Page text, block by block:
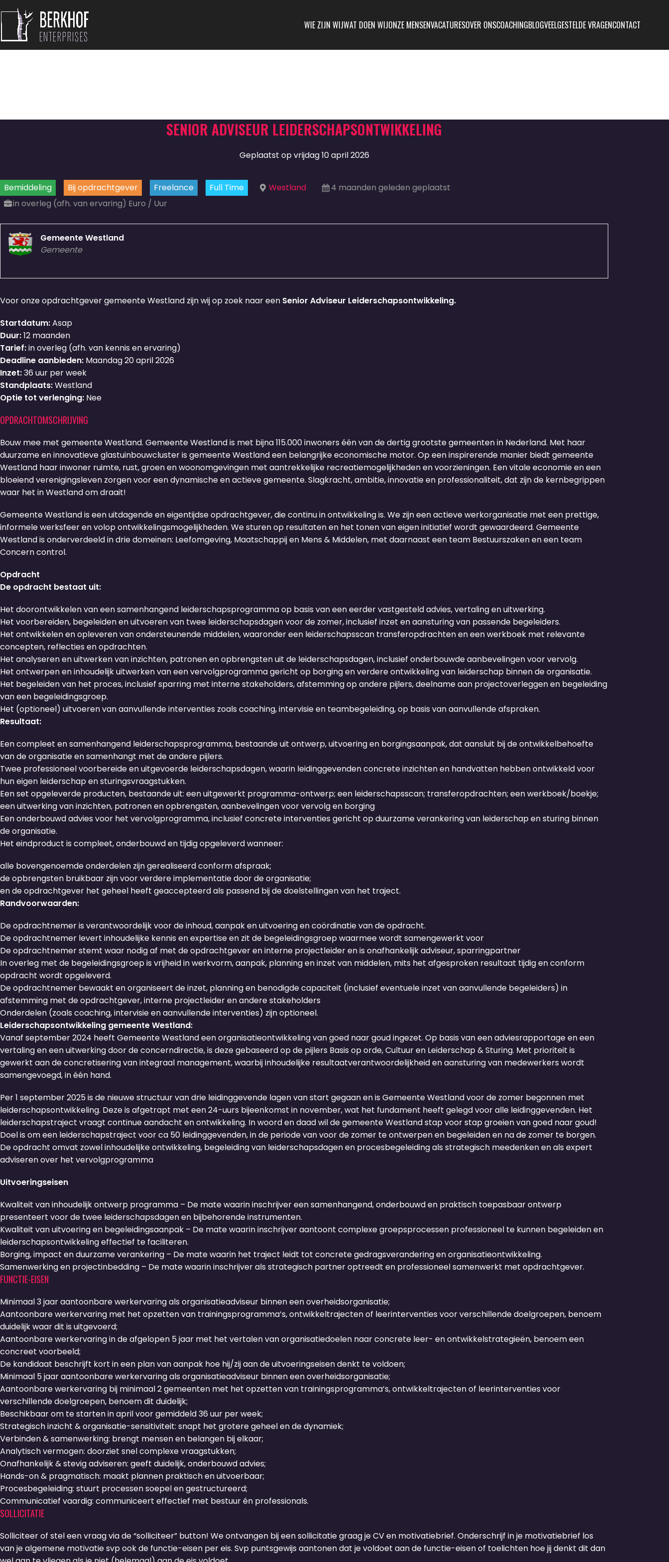
WIE ZIJN WIJWAT DOEN WIJONZE MENSENVACATURESOVER ONSCOACHINGBLOGVEELGESTELDE VRAGENCONTACT
SENIOR ADVISEUR LEIDERSCHAPSONTWIKKELING
Geplaatst op vrijdag 10 april 2026
Bemiddeling Bij opdrachtgever Freelance Full Time Westland
4 maanden geleden geplaatst
in overleg (afh. van ervaring) Euro / Uur
Gemeente Westland
Gemeente
Voor onze opdrachtgever gemeente Westland zijn wij op zoek naar een Senior Adviseur Leiderschapsontwikkeling.
Startdatum:Asap
Duur:12 maanden
Tarief:in overleg (afh. van kennis en ervaring)
Deadline aanbieden: Maandag 20 april 2026
Inzet:36 uur per week
Standplaats:Westland
Optie tot verlenging: Nee
OPDRACHTOMSCHRIJVING
Bouw mee met gemeente Westland. Gemeente Westland is met bijna 115.000 inwoners één van de dertig grootste gemeenten in Nederland. Met haar
duurzame en innovatieve glastuinbouwcluster is gemeente Westland een belangrijke economische motor. Op een inspirerende manier biedt gemeente
Westland haar inwoner ruimte, rust, groen en woonomgevingen met aantrekkelijke recreatiemogelijkheden en voorzieningen. Een vitale economie en een
bloeiend verenigingsleven zorgen voor een dynamische en actieve gemeente. Slagkracht, ambitie, innovatie en professionaliteit, dat zijn de kernbegrippen
waar het in Westland om draait!
Gemeente Westland is een uitdagende en eigentijdse opdrachtgever, die continu in ontwikkeling is. We zijn een actieve werkorganisatie met een prettige,
informele werksfeer en volop ontwikkelingsmogelijkheden. We sturen op resultaten en het tonen van eigen initiatief wordt gewaardeerd. Gemeente
Westland is onderverdeeld in drie domeinen: Leefomgeving, Maatschappij en Mens & Middelen, met daarnaast een team Bestuurszaken en een team
Concern control.
Opdracht
De opdracht bestaat uit:
Het doorontwikkelen van een samenhangend leiderschapsprogramma op basis van een eerder vastgesteld advies, vertaling en uitwerking.
Het voorbereiden, begeleiden en uitvoeren van twee leiderschapsdagen voor de zomer, inclusief inzet en aansturing van passende begeleiders.
Het ontwikkelen en opleveren van ondersteunende middelen, waaronder een leiderschapsscan transferopdrachten en een werkboek met relevante
concepten, reflecties en opdrachten.
Het analyseren en uitwerken van inzichten, patronen en opbrengsten uit de leiderschapsdagen, inclusief onderbouwde aanbevelingen voor vervolg.
Het ontwerpen en inhoudelijk uitwerken van een vervolgprogramma gericht op borging en verdere ontwikkeling van leiderschap binnen de organisatie.
Het begeleiden van het proces, inclusief sparring met interne stakeholders, afstemming op andere pijlers, deelname aan projectoverleggen en begeleiding
van een begeleidingsgroep.
Het (optioneel) uitvoeren van aanvullende interventies zoals coaching, intervisie en teambegeleiding, op basis van aanvullende afspraken.
Resultaat:
Een compleet en samenhangend leiderschapsprogramma, bestaande uit ontwerp, uitvoering en borgingsaanpak, dat aansluit bij de ontwikkelbehoefte
van de organisatie en samenhangt met de andere pijlers.
Twee professioneel voorbereide en uitgevoerde leiderschapsdagen, waarin leidinggevenden concrete inzichten en handvatten hebben ontwikkeld voor
hun eigen leiderschap en sturingsvraagstukken.
Een set opgeleverde producten, bestaande uit: een uitgewerkt programma-ontwerp; een leiderschapsscan; transferopdrachten; een werkboek/boekje;
een uitwerking van inzichten, patronen en opbrengsten, aanbevelingen voor vervolg en borging
Een onderbouwd advies voor het vervolgprogramma, inclusief concrete interventies gericht op duurzame verankering van leiderschap en sturing binnen
de organisatie.
Het eindproduct is compleet, onderbouwd en tijdig opgeleverd wanneer:
alle bovengenoemde onderdelen zijn gerealiseerd conform afspraak;
de opbrengsten bruikbaar zijn voor verdere implementatie door de organisatie;
en de opdrachtgever het geheel heeft geaccepteerd als passend bij de doelstellingen van het traject.
Randvoorwaarden:
De opdrachtnemer is verantwoordelijk voor de inhoud, aanpak en uitvoering en coördinatie van de opdracht.
De opdrachtnemer levert inhoudelijke kennis en expertise en zit de begeleidingsgroep waarmee wordt samengewerkt voor
De opdrachtnemer stemt waar nodig af met de opdrachtgever en interne projectleider en is onafhankelijk adviseur, sparringpartner
In overleg met de begeleidingsgroep is vrijheid in werkvorm, aanpak, planning en inzet van middelen, mits het afgesproken resultaat tijdig en conform
opdracht wordt opgeleverd.
De opdrachtnemer bewaakt en organiseert de inzet, planning en benodigde capaciteit (inclusief eventuele inzet van aanvullende begeleiders) in
afstemming met de opdrachtgever, interne projectleider en andere stakeholders
Onderdelen (zoals coaching, intervisie en aanvullende interventies) zijn optioneel.
Leiderschapsontwikkeling gemeente Westland:
Vanaf september 2024 heeft Gemeente Westland een organisatieontwikkeling van goed naar goud ingezet. Op basis van een adviesrapportage en een
vertaling en een uitwerking door de concerndirectie, is deze gebaseerd op de pijlers Basis op orde, Cultuur en Leiderschap & Sturing. Met prioriteit is
gewerkt aan de concretisering van integraal management, waarbij inhoudelijke resultaatverantwoordelijkheid en aansturing van medewerkers wordt
samengevoegd, in één hand.
Per 1 september 2025 is de nieuwe structuur van drie leidinggevende lagen van start gegaan en is Gemeente Westland voor de zomer begonnen met
leiderschapsontwikkeling. Deze is afgetrapt met een 24-uurs bijeenkomst in november, wat het fundament heeft gelegd voor alle leidinggevenden. Het
leiderschapstraject vraagt continue aandacht en ontwikkeling. In woord en daad wil de gemeente Westland stap voor stap groeien van goed naar goud!
Doel is om een leiderschapstraject voor ca 50 leidinggevenden, in de periode van voor de zomer te ontwerpen en begeleiden en na de zomer te borgen.
De opdracht omvat zowel inhoudelijke ontwikkeling, begeleiding van leiderschapsdagen en procesbegeleiding als strategisch meedenken en als expert
adviseren over het vervolgprogramma
Uitvoeringseisen
Kwaliteit van inhoudelijk ontwerp programma – De mate waarin inschrijver een samenhangend, onderbouwd en praktisch toepasbaar ontwerp
presenteert voor de twee leiderschapsdagen en bijbehorende instrumenten.
Kwaliteit van uitvoering en begeleidingsaanpak – De mate waarin inschrijver aantoont complexe groepsprocessen professioneel te kunnen begeleiden en
leiderschapsontwikkeling effectief te faciliteren.
Borging, impact en duurzame verankering – De mate waarin het traject leidt tot concrete gedragsverandering en organisatieontwikkeling.
Samenwerking en projectinbedding – De mate waarin inschrijver als strategisch partner optreedt en professioneel samenwerkt met opdrachtgever.
FUNCTIE-EISEN
Minimaal 3 jaar aantoonbare werkervaring als organisatieadviseur binnen een overheidsorganisatie;
Aantoonbare werkervaring met het opzetten van trainingsprogramma’s, ontwikkeltrajecten of leerinterventies voor verschillende doelgroepen, benoem
duidelijk waar dit is uitgevoerd;
Aantoonbare werkervaring in de afgelopen 5 jaar met het vertalen van organisatiedoelen naar concrete leer- en ontwikkelstrategieën, benoem een
concreet voorbeeld;
De kandidaat beschrijft kort in een plan van aanpak hoe hij/zij aan de uitvoeringseisen denkt te voldoen;
Minimaal 5 jaar aantoonbare werkervaring als organisatieadviseur binnen een overheidsorganisatie;
Aantoonbare werkervaring bij minimaal 2 gemeenten met het opzetten van trainingsprogramma’s, ontwikkeltrajecten of leerinterventies voor
verschillende doelgroepen, benoem dit duidelijk;
Beschikbaar om te starten in april voor gemiddeld 36 uur per week;
Strategisch inzicht & organisatie-sensitiviteit: snapt het grotere geheel en de dynamiek;
Verbinden & samenwerking: brengt mensen en belangen bij elkaar;
Analytisch vermogen: doorziet snel complexe vraagstukken;
Onafhankelijk & stevig adviseren: geeft duidelijk, onderbouwd advies;
Hands-on & pragmatisch: maakt plannen praktisch en uitvoerbaar;
Procesbegeleiding: stuurt processen soepel en gestructureerd;
Communicatief vaardig: communiceert effectief met bestuur én professionals.
SOLLICITATIE
Solliciteer of stel een vraag via de “solliciteer” button! We ontvangen bij een sollicitatie graag je CV en motivatiebrief. Onderschrijf in je motivatiebrief los
van je algemene motivatie svp ook de functie-eisen per eis. Svp puntsgewijs aantonen dat je voldoet aan de functie-eisen of toelichten hoe jij denkt dit dan